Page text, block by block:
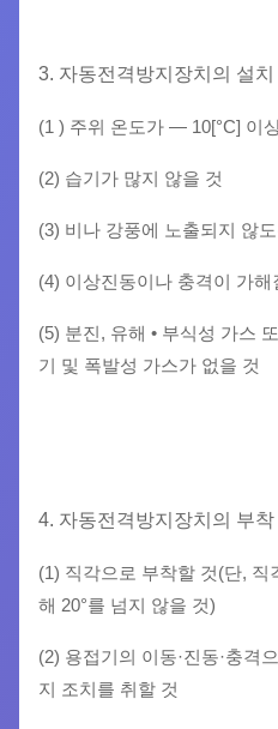
3. 자동전격방지장치의 설
(1 ) 주위 온도가 — 10[°C] 이
(2) 습기가 많지 않을 것
(3) 비나 강풍에 노출되지 않
(4) 이상진동이나 충격이 가해
(5) 분진, 유해 • 부식성 가스
기 및 폭발성 가스가 없을 것
4. 자동전격방지장치의 부
(1) 직각으로 부착할 것(단, 직
해 20°를 넘지 않을 것)
(2) 용접기의 이동·진동·충격
지 조치를 취할 것